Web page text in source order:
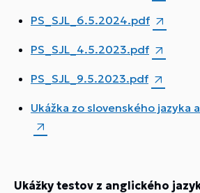
PS_SJL_6.5.2024.pdf
PS_SJL_4.5.2023.pdf
PS_SJL_9.5.2023.pdf
Ukážka zo slovenského jazyka
Ukážky testov z anglického